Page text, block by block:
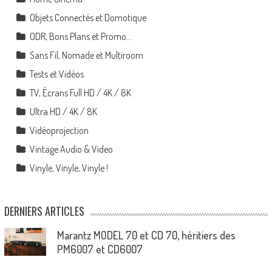
Objets Connectés et Domotique
ODR, Bons Plans et Promo…
Sans Fil, Nomade et Multiroom
Tests et Vidéos
TV, Écrans Full HD / 4K / 8K
Ultra HD / 4K / 8K
Vidéoprojection
Vintage Audio & Video
Vinyle, Vinyle, Vinyle !
DERNIERS ARTICLES
Marantz MODEL 70 et CD 70, héritiers des
PM6007 et CD6007